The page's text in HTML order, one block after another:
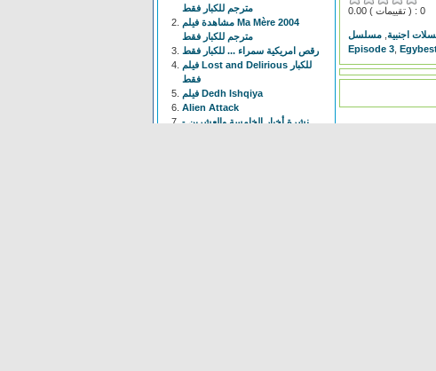
0.00 ( تقييمات ) : 0
اجنبية
Episode 3
مترجم للكبار فقط
مشاهدة فيلم Ma Mère 2004
مترجم للكبار فقط
رقص امريكية سمراء ... للكبار فقط
فيلم Lost and Delirious للكبار
فقط
فيلم Dedh Ishqiya
Alien Attack
نشرة أخبار الخامسة والعشرين -